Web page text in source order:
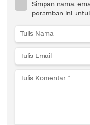
Simpan nama,
peramban ini